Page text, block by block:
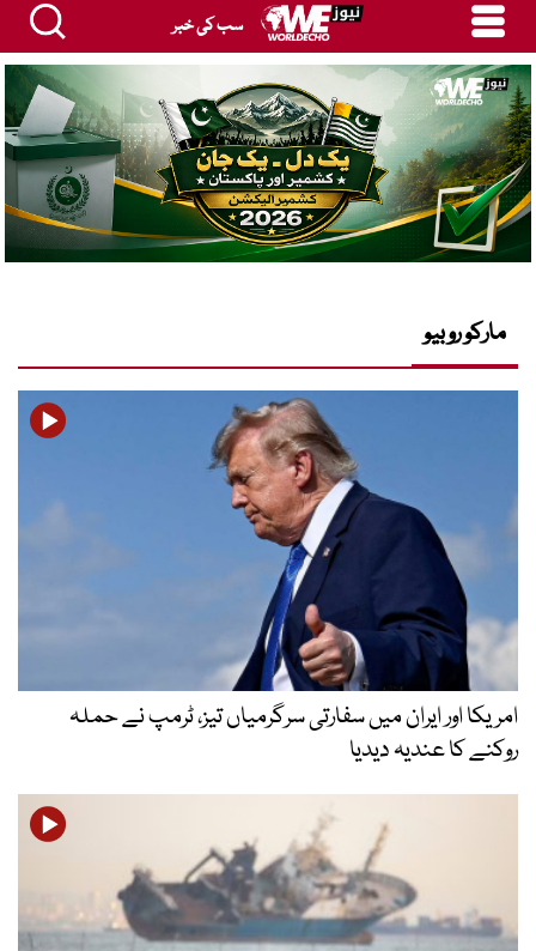
سب کی خبر
مارکو روبیو
امریکا اور ایران میں سفارتی سرگرمیاں تیز، ٹرمپ نے حملہ
روکنے کا عندیہ دیدیا